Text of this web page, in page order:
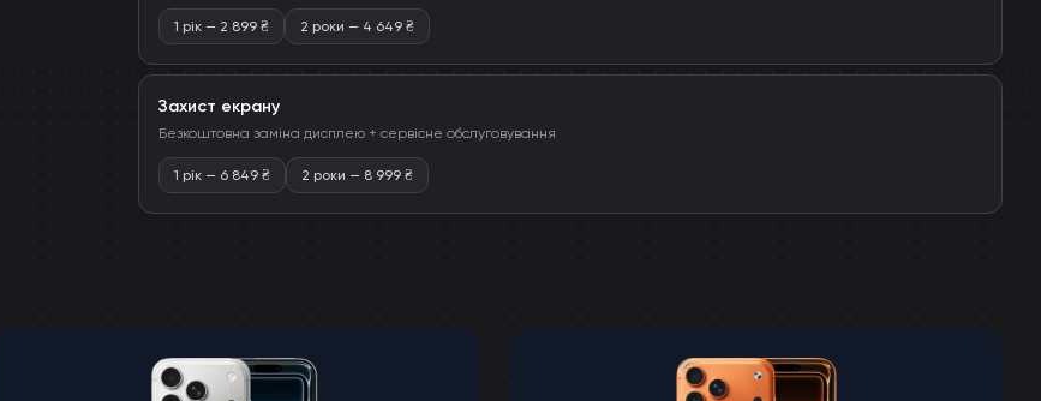
1 рік — 2 899 ₴ 2 роки — 4 649 ₴
Захист екрану
Безкоштовна заміна дисплею + сервісне обслуговування
1 рік — 6 849 ₴ 2 роки — 8 999 ₴